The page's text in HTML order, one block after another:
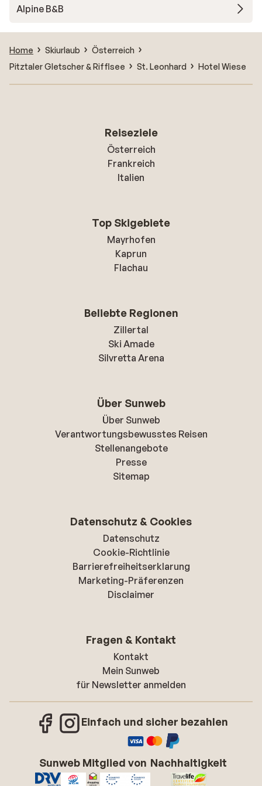
Alpine B&B
Home Skiurlaub
Österreich
Pitztaler Gletscher & Rifflsee
St. Leonhard Hotel Wiese
Reiseziele
Österreich
Frankreich
Italien
Top Skigebiete
Mayrhofen
Kaprun
Flachau
Beliebte Regionen
Zillertal
Ski Amade
Silvretta Arena
Über Sunweb
Über Sunweb
Verantwortungsbewusstes Reisen
Stellenangebote
Presse
Sitemap
Datenschutz & Cookies
Datenschutz
Cookie-Richtlinie
Barrierefreiheitserklarung
Marketing-Präferenzen
Disclaimer
Fragen & Kontakt
Kontakt
Mein Sunweb
für Newsletter anmelden
Einfach und sicher bezahlen
Sunweb Mitglied von Nachhaltigkeit